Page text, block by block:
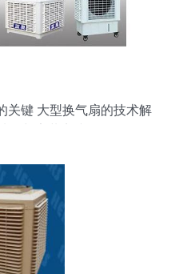
关键 大型换气扇的技术解